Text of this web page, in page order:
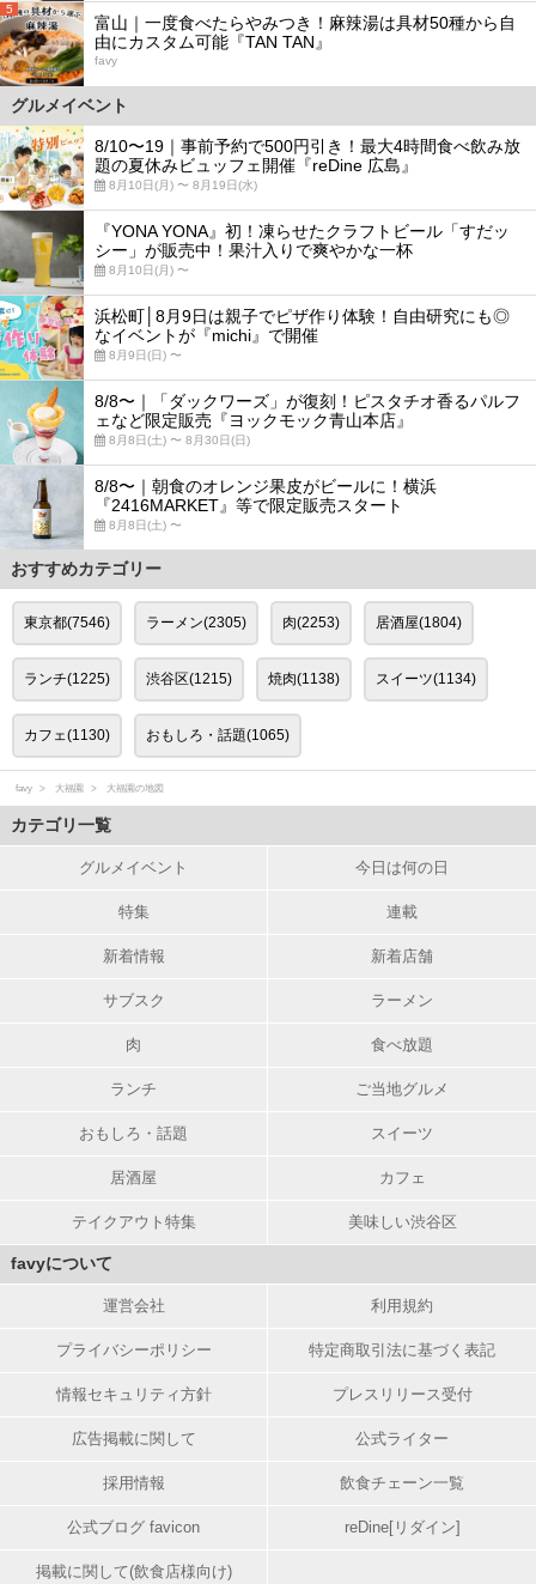
5
富山｜一度食べたらやみつき！麻辣湯は具材50種から自
由にカスタム可能『TAN TAN』
favy
グルメイベント
8/10〜19｜事前予約で500円引き！最大4時間食べ飲み放
題の夏休みビュッフェ開催『reDine 広島』
8月10日(月) 〜 8月19日(水)
『YONA YONA』初！凍らせたクラフトビール「すだッ
シー」が販売中！果汁入りで爽やかな一杯
8月10日(月) 〜
浜松町│8月9日は親子でピザ作り体験！自由研究にも◎
なイベントが『michi』で開催
8月9日(日) 〜
8/8〜｜「ダックワーズ」が復刻！ピスタチオ香るパルフ
ェなど限定販売『ヨックモック青山本店』
8月8日(土) 〜 8月30日(日)
8/8〜｜朝食のオレンジ果皮がビールに！横浜
『2416MARKET』等で限定販売スタート
8月8日(土) 〜
おすすめカテゴリー
東京都(7546) ラーメン(2305) 肉(2253) 居酒屋(1804)
ランチ(1225) 渋谷区(1215) 焼肉(1138) スイーツ(1134)
カフェ(1130) おもしろ・話題(1065)
favy 大福園 大福園の地図
カテゴリ一覧
グルメイベント 今日は何の日
特集 連載
新着情報 新着店舗
サブスク ラーメン
肉 食べ放題
ランチ ご当地グルメ
おもしろ・話題 スイーツ
居酒屋 カフェ
テイクアウト特集 美味しい渋谷区
favyについて
運営会社 利用規約
プライバシーポリシー 特定商取引法に基づく表記
情報セキュリティ方針 プレスリリース受付
広告掲載に関して 公式ライター
採用情報 飲食チェーン一覧
公式ブログ favicon reDine[リダイン]
掲載に関して(飲食店様向け)